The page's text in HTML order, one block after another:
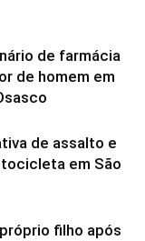
de farmácia
de homem em
de assalto e
em São
filho após